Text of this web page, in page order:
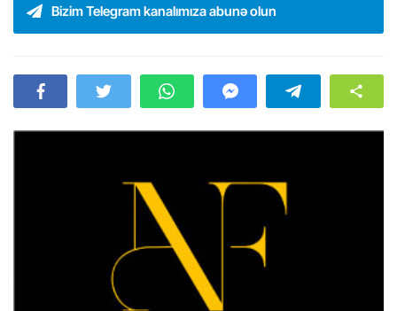
Bizim Telegram kanalımıza abunə olun